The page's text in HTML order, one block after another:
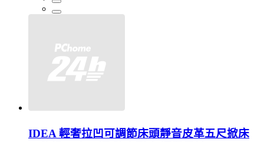
IDEA 輕奢拉凹可調節床頭靜音皮革五尺掀床